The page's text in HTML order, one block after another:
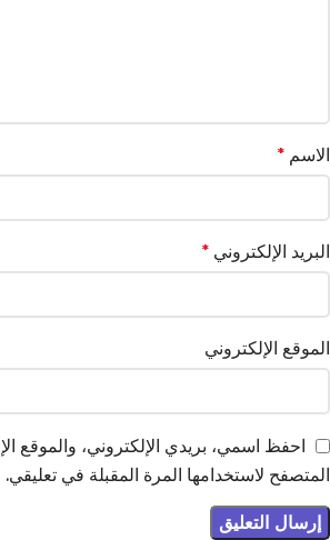
الاسم *
البريد الإلكتروني *
الموقع الإلكتروني
احفظ اسمي، بريدي الإلكتروني، والموقع
المتصفح لاستخدامها المرة المقبلة في تعليقي.